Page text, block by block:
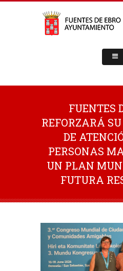
FUENTES
REFORZARÁ
DE
PERSONAS
UN PLAN
FUTURA